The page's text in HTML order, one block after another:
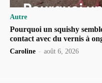
Autre
Pourquoi un squishy
contact avec du vernis à
Caroline - août 6, 2026